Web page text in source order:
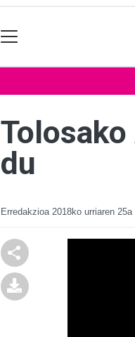
du
Erredakzioa 2018ko urriaren 25a